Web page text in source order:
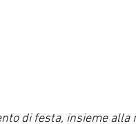
di festa, insieme alla